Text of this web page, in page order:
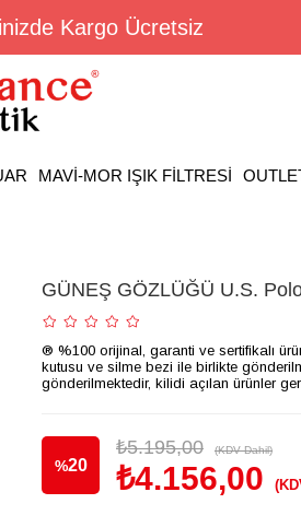
Kargo Ücretsiz
MAVİ-MOR IŞIK FİLTRESİ
GÜNEŞ GÖZLÜĞÜ U.S.
® %100 orijinal, garanti ve sertifikalı
kutusu ve silme bezi ile birlikte
gönderilmektedir, kilidi açılan ürünler
%20
₺5.195,00 (KDV Dahil)
₺4.156,00